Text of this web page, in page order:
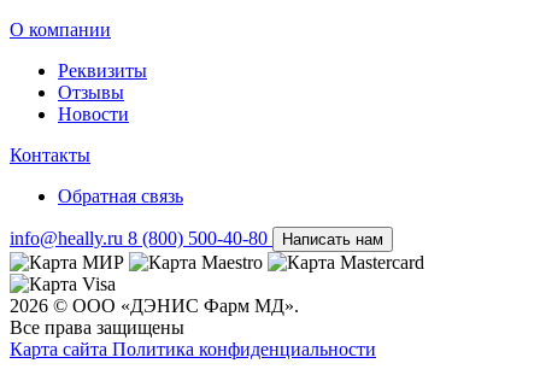
О компании
Реквизиты
Отзывы
Новости
Контакты
Обратная связь
info@heally.ru 8 (800) 500-40-80 Написать нам
2026 © ООО «ДЭНИС Фарм МД».
Все права защищены
Карта сайта Политика конфиден­циальности